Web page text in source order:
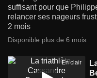
suffisant pour que
relancer ses nageurs
2 mois
Disponible plus de 6 mois
En clair